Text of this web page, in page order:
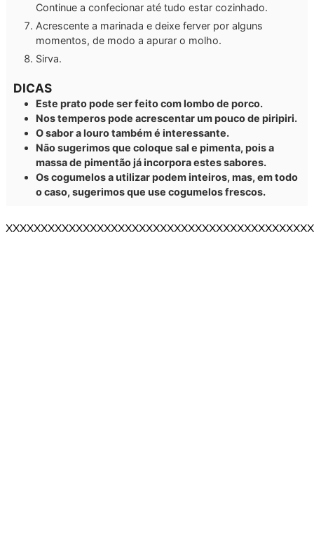
Continue a confecionar até tudo estar cozinhado.
Acrescente a marinada e deixe ferver por alguns
momentos, de modo a apurar o molho.
Sirva.
DICAS
Este prato pode ser feito com lombo de porco.
Nos temperos pode acrescentar um pouco de piripiri.
O sabor a louro também é interessante.
Não sugerimos que coloque sal e pimenta, pois a
massa de pimentão já incorpora estes sabores.
Os cogumelos a utilizar podem inteiros, mas, em todo
o caso, sugerimos que use cogumelos frescos.